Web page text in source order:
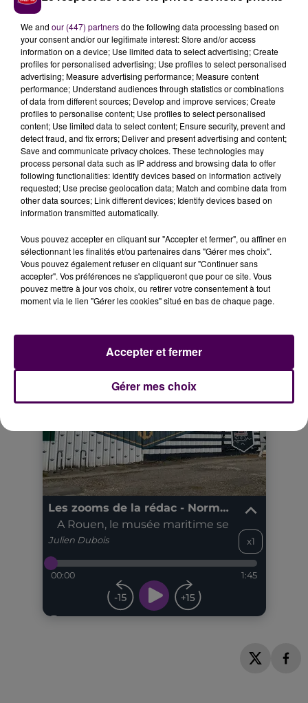
La ville de Rouen souhaite également faciliter l'accès
au musée, en s’appuyant notamment sur un projet
sélectionné dans le cadre du budget participatif
citoyen 2024."Un petit chemin va faciliter la
signalétique pour aller vers le musée, avec un
marquage au sol dans les quartiers ouest, dans la
ville et sur les quais. Par ailleurs, on a installé de
nouveaux panneaux, ne serait-ce que des panneaux
verticaux, pour montrer où se trouve le musée"
confie Valentin Rasse-Lambrecq, élu municipal en
charge des quartiers ouest. Et à moyen terme, le
musée maritime prévoit également de numériser
certains de ses contenus, à travers la création
d'audioguides et le déploiement de fiches dotées de
QR codes.
We and our (447) partnersdo the following data processing based on
your consent and/or our legitimate interest: Store and/or access
information on a device; Use limited data to select advertising; Create
profiles for personalised advertising; Use profiles to select personalised
advertising; Measure advertising performance; Measure content
performance; Understand audiences through statistics or combinations
of data from different sources; Develop and improve services; Create
profiles to personalise content; Use profiles to select personalised
content; Use limited data to select content; Ensure security, prevent and
detect fraud, and fix errors; Deliver and present advertising and content;
Save and communicate privacy choices. These technologies may
process personal data such as IP address and browsing data to offer
following functionalities: Identify devices based on information actively
requested; Use precise geolocation data; Match and combine data from
other data sources; Link different devices; Identify devices based on
information transmitted automatically.
Vous pouvez accepter en cliquant sur "Accepter et fermer", ou affiner en
sélectionnant les finalités et/ou partenaires dans "Gérer mes choix".
Vous pouvez également refuser en cliquant sur "Continuer sans
accepter". Vos préférences ne s'appliqueront que pour ce site. Vous
pouvez mettre à jour vos choix, ou retirer votre consentement à tout
moment via le lien "Gérer les cookies" situé en bas de chaque page.
Gérer mes choix
Accepter et fermer